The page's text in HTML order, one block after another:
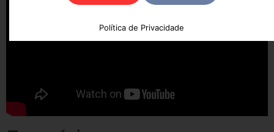
Política de Privacidade